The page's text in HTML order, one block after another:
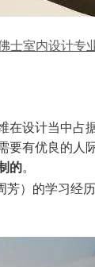
士室内设计专
设计当中占
有优良的人
的。
芳）的学习经